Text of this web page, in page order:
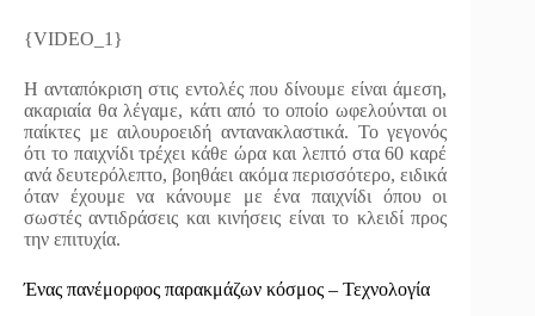
{VIDEO_1}
Η ανταπόκριση στις εντολές που δίνουμε είναι άμεση,
ακαριαία θα λέγαμε, κάτι από το οποίο ωφελούνται οι
παίκτες με αιλουροειδή αντανακλαστικά. Το γεγονός
ότι το παιχνίδι τρέχει κάθε ώρα και λεπτό στα 60 καρέ
ανά δευτερόλεπτο, βοηθάει ακόμα περισσότερο, ειδικά
όταν έχουμε να κάνουμε με ένα παιχνίδι όπου οι
σωστές αντιδράσεις και κινήσεις είναι το κλειδί προς
την επιτυχία.
Ένας πανέμορφος παρακμάζων κόσμος – Τεχνολογία